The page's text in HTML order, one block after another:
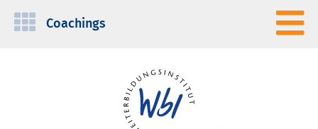
Navigation
Coachings